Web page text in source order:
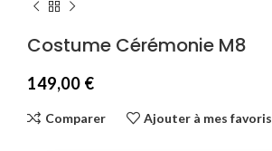
Costume Cérémonie M8
149,00 €
Comparer Ajouter à mes favoris